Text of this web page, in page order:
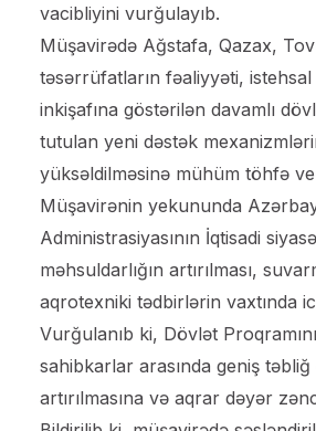
vacibliyini vurğulayıb.
Müşavirədə Ağstafa, Qazax,
təsərrüfatların fəaliyyəti,
inkişafına göstərilən davamlı
tutulan yeni dəstək
yüksəldilməsinə mühüm töhfə
Müşavirənin yekununda
Administrasiyasının İqtisadi
məhsuldarlığın artırılması,
aqrotexniki tədbirlərin vaxtında
Vurğulanıb ki, Dövlət
sahibkarlar arasında geniş təbliğ
artırılmasına və aqrar dəyər